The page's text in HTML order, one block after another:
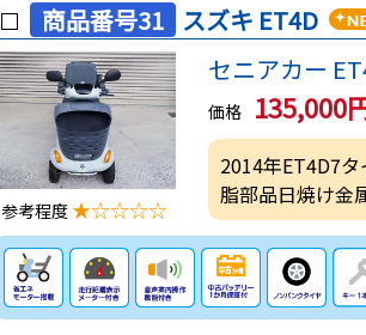
商品番号31 スズキ ET4D
参考程度 ★☆☆☆☆
セニアカー
価格 135,000
2014年ET4D7
脂部品日焼け金